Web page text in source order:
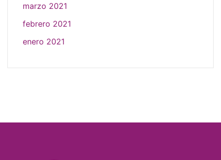
marzo 2021
febrero 2021
enero 2021